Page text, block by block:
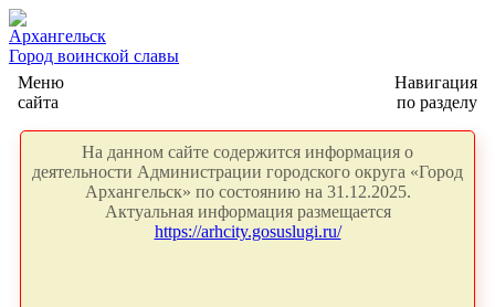
Архангельск
Город воинской славы
Меню
сайта
Навигация
по разделу
На данном сайте содержится информация о
деятельности Администрации городского округа «Город
Архангельск» по состоянию на 31.12.2025.
Актуальная информация размещается
https://arhcity.gosuslugi.ru/